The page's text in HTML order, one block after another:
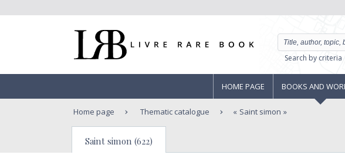
Search by criteria
HOME PAGE BOOKS AND
Home page Thematic catalogue Saint simon
Saint simon (622)